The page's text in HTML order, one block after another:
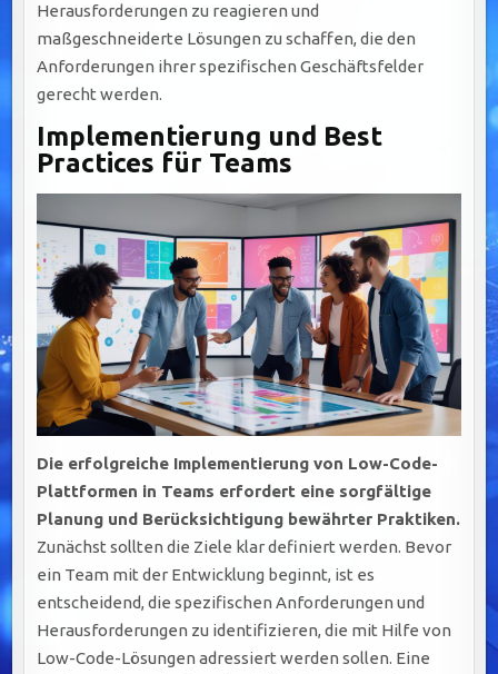
Herausforderungen zu reagieren und
maßgeschneiderte Lösungen zu schaffen, die den
Anforderungen ihrer spezifischen Geschäftsfelder
gerecht werden.
Implementierung und Best
Practices für Teams
Die erfolgreiche Implementierung von Low-Code-
Plattformen in Teams erfordert eine sorgfältige
Planung und Berücksichtigung bewährter Praktiken.
Zunächst sollten die Ziele klar definiert werden. Bevor
ein Team mit der Entwicklung beginnt, ist es
entscheidend, die spezifischen Anforderungen und
Herausforderungen zu identifizieren, die mit Hilfe von
Low-Code-Lösungen adressiert werden sollen. Eine